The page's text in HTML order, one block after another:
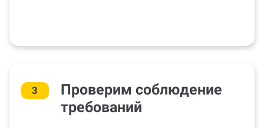
3
Проверим соблюдение
требований